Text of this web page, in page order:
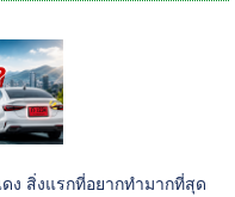
ง สิ่งแรกที่อยากทำมากที่สุด